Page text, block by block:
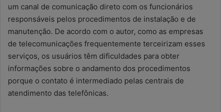
um canal de comunicação direto com os funcionários
responsáveis pelos procedimentos de instalação e de
manutenção. De acordo com o autor, como as empresas
de telecomunicações frequentemente terceirizam esses
serviços, os usuários têm dificuldades para obter
informações sobre o andamento dos procedimentos
porque o contato é intermediado pelas centrais de
atendimento das telefônicas.